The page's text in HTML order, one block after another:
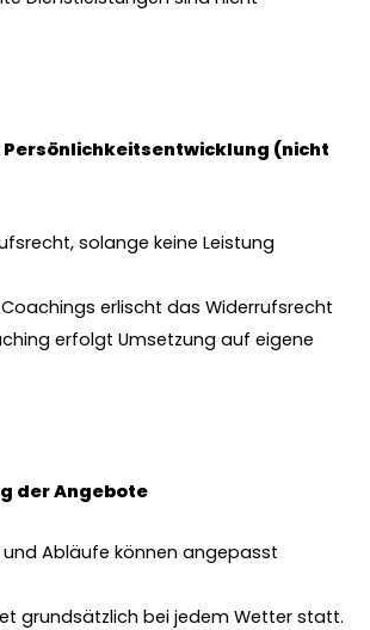
Persönlichkeitsentwicklung (nicht
solange keine Leistung
Coachings erlischt das Widerrufsrecht
erfolgt Umsetzung auf eigene
der Angebote
und Abläufe können angepasst
grundsätzlich bei jedem Wetter statt.